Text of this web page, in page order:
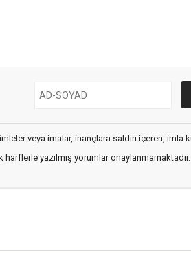
veya imalar, inançlara saldırı içeren, imla
yazılmış yorumlar onaylanmamaktadır.